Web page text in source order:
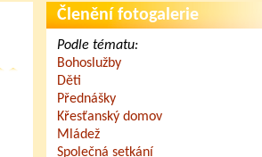
Členění fotogalerie
Podle tématu:
Bohoslužby
Děti
Přednášky
Křesťanský domov
Mládež
Společná setkání